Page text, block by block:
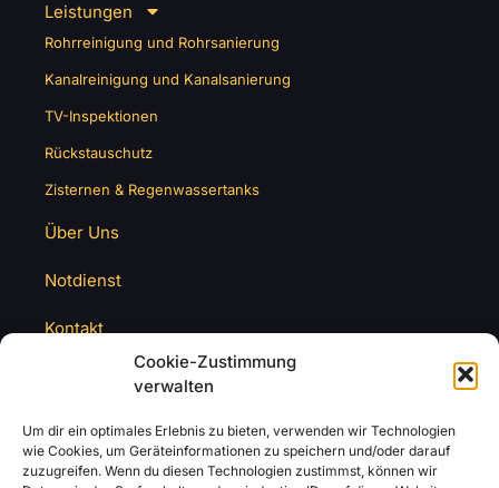
Cookie-Zustimmung
verwalten
Um dir ein optimales Erlebnis zu bieten, verwenden wir Technologien
wie Cookies, um Geräteinformationen zu speichern und/oder darauf
zuzugreifen. Wenn du diesen Technologien zustimmst, können wir
Leistungen
Rohrreinigung und Rohrsanierung
Kanalreinigung und Kanalsanierung
TV-Inspektionen
Rückstauschutz
Zisternen & Regenwassertanks
Über Uns
Notdienst
Kontakt